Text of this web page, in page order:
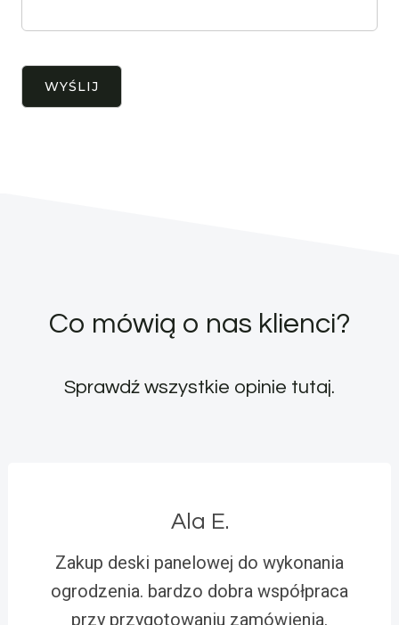
Co mówią o nas klienci?
Sprawdź wszystkie opinie tutaj.
Ala E.
Zakup deski panelowej do wykonania
ogrodzenia. bardzo dobra współpraca
przy przygotowaniu zamówienia.